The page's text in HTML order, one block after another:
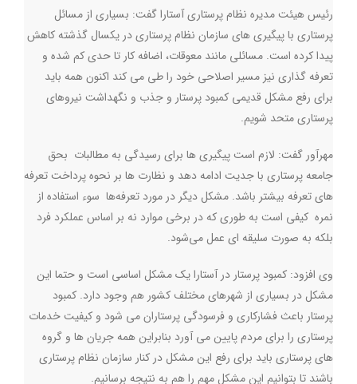
رئیس هیئت مدیره نظام پرستاری آستارا گفت: بسیاری از مسائل
پرستاری با پیگیری های سازمان نظام پرستاری در یکسال گذشته کاهش
پیدا کرده است. مسائلی مانند معوقات، اضافه کار تا حدی کم شده و
تعرفه گذاری نیز مسیر اصلاحی خود را طی می کند اکنون همه باید
برای رفع مشکل قدیمی کمبود پرستار و جذب و نگهداشت نیروهای
پرستاری متحد شویم.
مهرآور گفت: لازم است پیگیری ها برای رسیدگی به مطالبات بحق
جامعه پرستاری با جدیت ادامه دهد و نظارت ها بر نحوه پرداخت تعرفه
های تعرفه بیشتر باشد. مشکل دیگر در مورد تعرفه‌ها سوء استفاده از
نمره کیفی است به طوری که در برخی موارد نه بر اساس عملکرد فرد
بلکه به صورت سلیقه ای عمل می‌شود.
وی افزود: کمبود پرستار در آستارا یک مشکل اساسی است و حتما این
مشکل در بسیاری از شهرهای مختلف کشور هم وجود دارد. کمبود
پرستار باعث فشارکاری و فرسودگی پرستاران می شود و کیفیت خدمات
پرستاری را برای مردم پایین می آورد بنابراین همه جریان ها و گروه
های پرستاری باید برای رفع این مشکل در کنار سازمان نظام پرستاری
باشند تا بتوانیم این مشکل مهم را هم به نتیجه برسانیم.